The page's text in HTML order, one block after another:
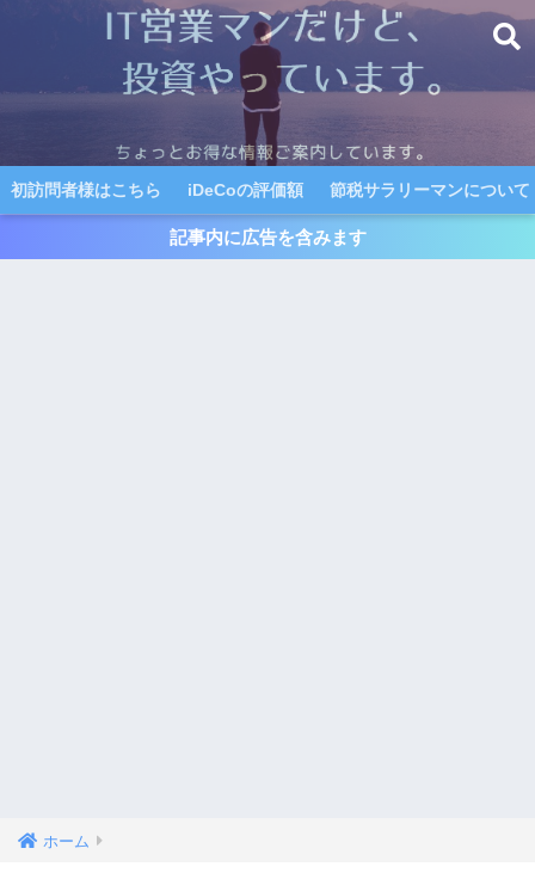
初訪問者様はこちら iDeCoの評価額 節税サラリーマンについて
記事内に広告を含みます
ホーム